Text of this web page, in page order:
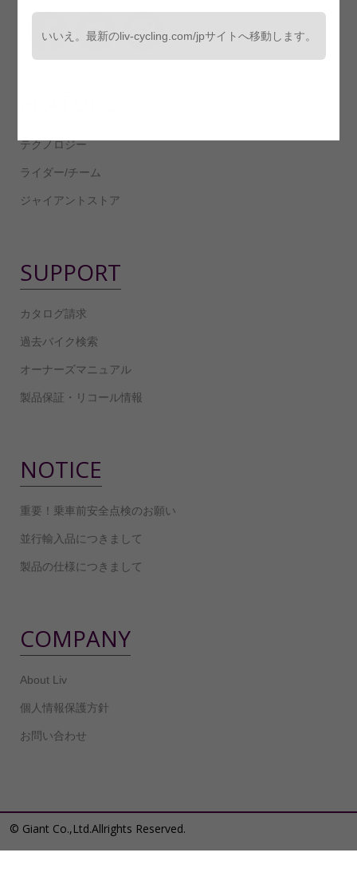
テクノロジー
ライダー/チーム
ジャイアントストア
SUPPORT
カタログ請求
過去バイク検索
オーナーズマニュアル
製品保証・リコール情報
NOTICE
重要！乗車前安全点検のお願い
並行輸入品につきまして
製品の仕様につきまして
COMPANY
About Liv
個人情報保護方針
お問い合わせ
© Giant Co.,Ltd.Allrights Reserved.
いいえ。最新のliv-cycling.com/jpサイトへ移動します。